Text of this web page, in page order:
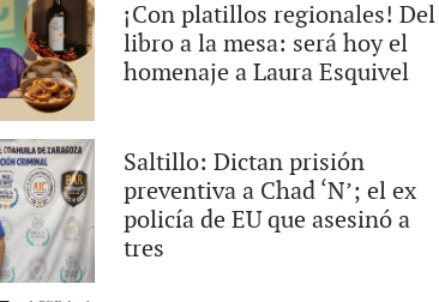
¡Con platillos regionales! Del
libro a la mesa: será hoy el
homenaje a Laura Esquivel
Saltillo: Dictan prisión
preventiva a Chad ‘N’; el ex
policía de EU que asesinó a
tres